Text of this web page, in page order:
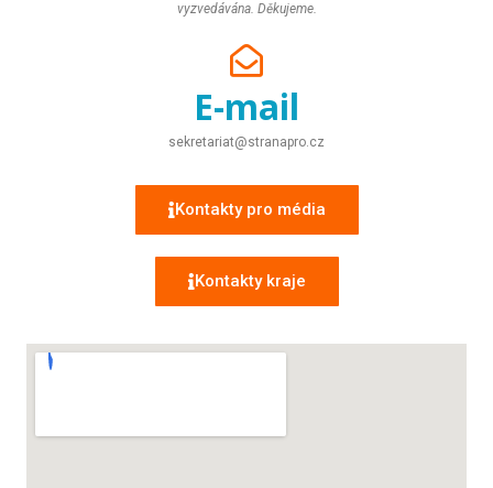
vyzvedávána. Děkujeme.
E-mail
sekretariat@stranapro.cz
Kontakty pro média
Kontakty kraje